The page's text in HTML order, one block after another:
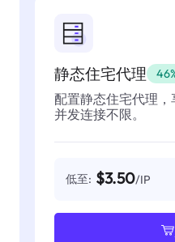
静态住宅代理
配置静态住宅代理
并发连接不限。
低至: $3.50/IP